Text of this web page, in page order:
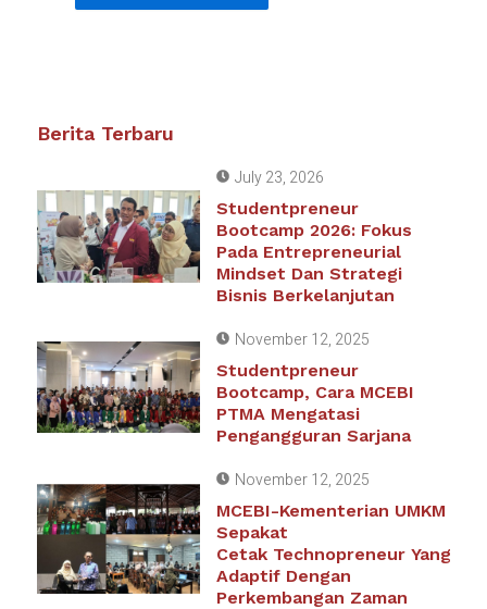
Berita Terbaru
July 23, 2026
Studentpreneur
Bootcamp 2026: Fokus
Pada Entrepreneurial
Mindset Dan Strategi
Bisnis Berkelanjutan
November 12, 2025
Studentpreneur
Bootcamp, Cara MCEBI
PTMA Mengatasi
Pengangguran Sarjana
November 12, 2025
MCEBI-Kementerian UMKM
Sepakat
Cetak Technopreneur Yang
Adaptif Dengan
Perkembangan Zaman